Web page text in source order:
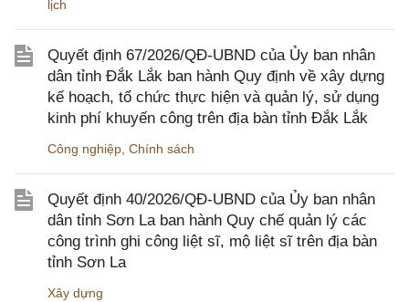
lịch
Quyết định 67/2026/QĐ-UBND của Ủy ban nhân
dân tỉnh Đắk Lắk ban hành Quy định về xây dựng
kế hoạch, tổ chức thực hiện và quản lý, sử dụng
kinh phí khuyến công trên địa bàn tỉnh Đắk Lắk
Công nghiệp, Chính sách
Quyết định 40/2026/QĐ-UBND của Ủy ban nhân
dân tỉnh Sơn La ban hành Quy chế quản lý các
công trình ghi công liệt sĩ, mộ liệt sĩ trên địa bàn
tỉnh Sơn La
Xây dựng